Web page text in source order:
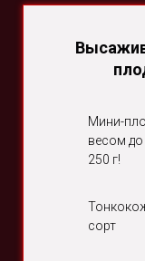
Мини-
весом до
250 г!
сорт